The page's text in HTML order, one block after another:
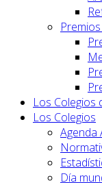
Los Colegios
Los Colegios
Agenda
Día